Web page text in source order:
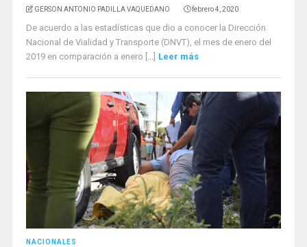
GERSON ANTONIO PADILLA VAQUEDANO febrero 4, 2020
De acuerdo a las estadísticas que dio a conocer la Dirección
Nacional de Vialidad y Transporte (DNVT), el mes de enero del
2019 en comparación a enero [...] Leer más
NACIONALES